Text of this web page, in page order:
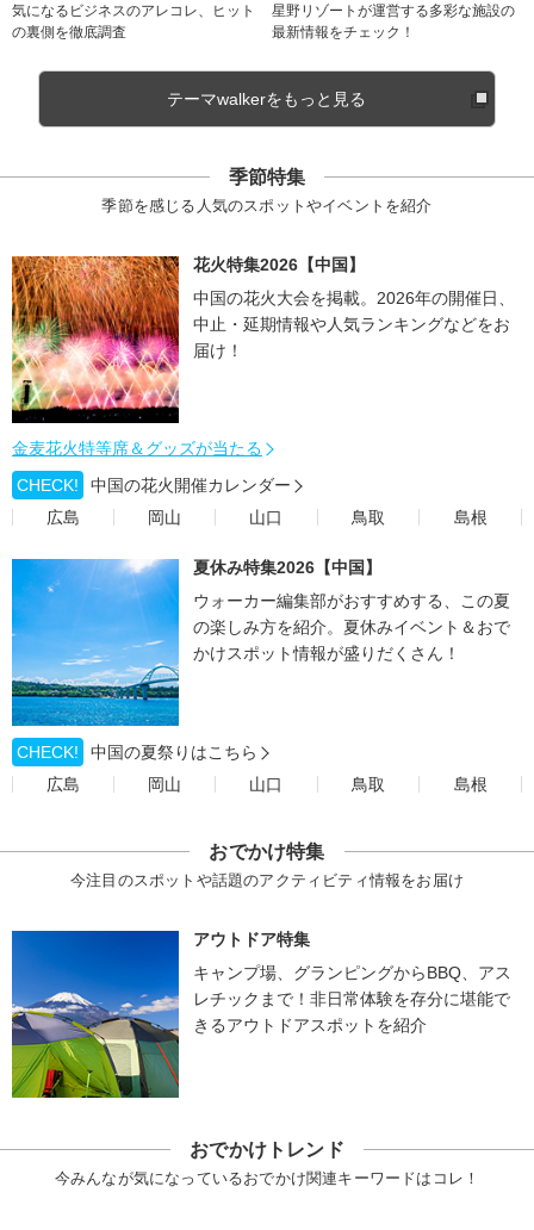
気になるビジネスのアレコレ、ヒット
の裏側を徹底調査
星野リゾートが運営する多彩な施設の
最新情報をチェック！
テーマwalkerをもっと見る
季節特集
季節を感じる人気のスポットやイベントを紹介
花火特集2026【中国】
中国の花火大会を掲載。2026年の開催日、
中止・延期情報や人気ランキングなどをお
届け！
金麦花火特等席＆グッズが当たる
CHECK!
中国の花火開催カレンダー
広島
岡山 山口 鳥取 島根
夏休み特集2026【中国】
ウォーカー編集部がおすすめする、この夏
の楽しみ方を紹介。夏休みイベント＆おで
かけスポット情報が盛りだくさん！
CHECK!
中国の夏祭りはこちら
広島
岡山 山口 鳥取 島根
おでかけ特集
今注目のスポットや話題のアクティビティ情報をお届け
アウトドア特集
キャンプ場、グランピングからBBQ、アス
レチックまで！非日常体験を存分に堪能で
きるアウトドアスポットを紹介
おでかけトレンド
今みんなが気になっているおでかけ関連キーワードはコレ！